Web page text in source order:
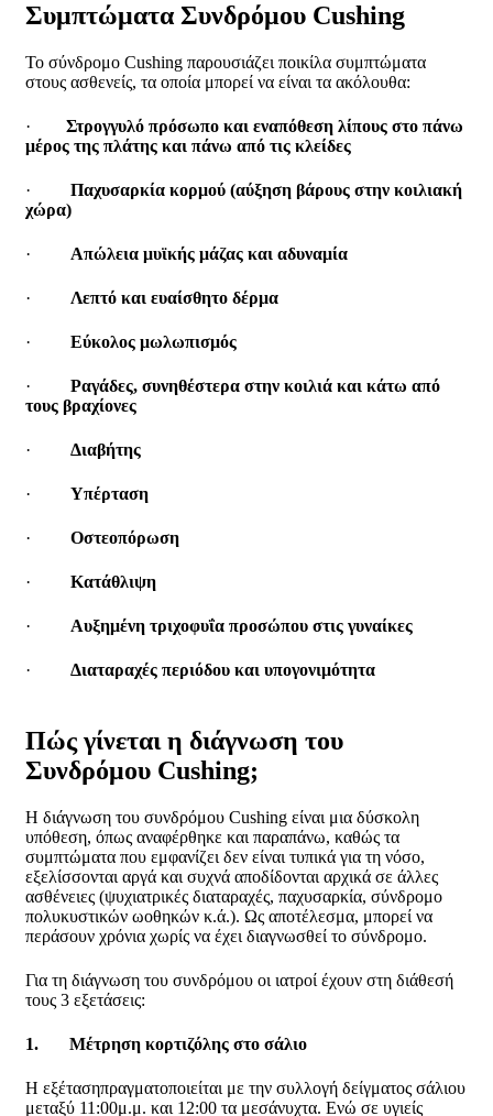
Συμπτώματα Συνδρόμου Cushing
Το σύνδρομο Cushing παρουσιάζει ποικίλα συμπτώματα
στους ασθενείς, τα οποία μπορεί να είναι τα ακόλουθα:
·
Στρογγυλό πρόσωπο και εναπόθεση λίπους στο πάνω
μέρος της πλάτης και πάνω από τις κλείδες
·
Παχυσαρκία κορμού (αύξηση βάρους στην κοιλιακή
χώρα)
· Απώλεια μυϊκής μάζας και αδυναμία
· Λεπτό και ευαίσθητο δέρμα
· Εύκολος μωλωπισμός
·
Ραγάδες, συνηθέστερα στην κοιλιά και κάτω από
τους βραχίονες
· Διαβήτης
· Υπέρταση
· Οστεοπόρωση
· Κατάθλιψη
· Αυξημένη τριχοφυΐα προσώπου στις γυναίκες
· Διαταραχές περιόδου και υπογονιμότητα
Πώς γίνεται η διάγνωση του
Συνδρόμου Cushing;
Η διάγνωση του συνδρόμου Cushing είναι μια δύσκολη
υπόθεση, όπως αναφέρθηκε και παραπάνω, καθώς τα
συμπτώματα που εμφανίζει δεν είναι τυπικά για τη νόσο,
εξελίσσονται αργά και συχνά αποδίδονται αρχικά σε άλλες
ασθένειες (ψυχιατρικές διαταραχές, παχυσαρκία, σύνδρομο
πολυκυστικών ωοθηκών κ.ά.). Ως αποτέλεσμα, μπορεί να
περάσουν χρόνια χωρίς να έχει διαγνωσθεί το σύνδρομο.
Για τη διάγνωση του συνδρόμου οι ιατροί έχουν στη διάθεσή
τους 3 εξετάσεις:
1. Μέτρηση κορτιζόλης στο σάλιο
Η εξέτασηπραγματοποιείται με την συλλογή δείγματος σάλιου
μεταξύ 11:00μ.μ. και 12:00 τα μεσάνυχτα. Ενώ σε υγιείς